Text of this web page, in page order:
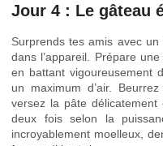
Jour 4 : Le gâteau
Surprends tes amis avec
dans l’appareil. Prépare
en battant vigoureusement
un maximum d’air.
versez la pâte
deux fois selon la
incroyablement moelleux,